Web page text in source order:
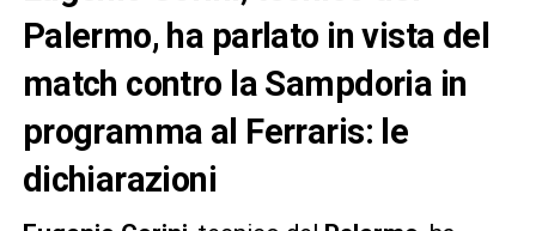
Palermo, ha parlato in vista del
match contro la Sampdoria in
programma al Ferraris: le
dichiarazioni